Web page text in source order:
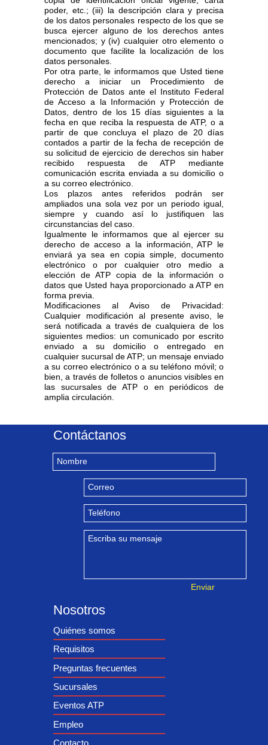
poder, etc.; (iii) la descripción clara y precisa
de los datos personales respecto de los que se
busca ejercer alguno de los derechos antes
mencionados; y (iv) cualquier otro elemento o
documento que facilite la localización de los
datos personales.
Por otra parte, le informamos que Usted tiene
derecho a iniciar un Procedimiento de
Protección de Datos ante el Instituto Federal
de Acceso a la Información y Protección de
Datos, dentro de los 15 días siguientes a la
fecha en que reciba la respuesta de ATP, o a
partir de que concluya el plazo de 20 días
contados a partir de la fecha de recepción de
su solicitud de ejercicio de derechos sin haber
recibido respuesta de ATP mediante
comunicación escrita enviada a su domicilio o
a su correo electrónico.
Los plazos antes referidos podrán ser
ampliados una sola vez por un periodo igual,
siempre y cuando así lo justifiquen las
circunstancias del caso.
Igualmente le informamos que al ejercer su
derecho de acceso a la información, ATP le
enviará ya sea en copia simple, documento
electrónico o por cualquier otro medio a
elección de ATP copia de la información o
datos que Usted haya proporcionado a ATP en
forma previa.
Modificaciones al Aviso de Privacidad:
Cualquier modificación al presente aviso, le
será notificada a través de cualquiera de los
siguientes medios: un comunicado por escrito
enviado a su domicilio o entregado en
cualquier sucursal de ATP; un mensaje enviado
a su correo electrónico o a su teléfono móvil; o
bien, a través de folletos o anuncios visibles en
las sucursales de ATP o en periódicos de
amplia circulación.
Contáctanos
Nosotros
Nombre
Correo
Teléfono
Escriba su mensaje
Enviar
Quiénes somos
Requisitos
Preguntas frecuentes
Sucursales
Eventos ATP
Empleo
Contacto